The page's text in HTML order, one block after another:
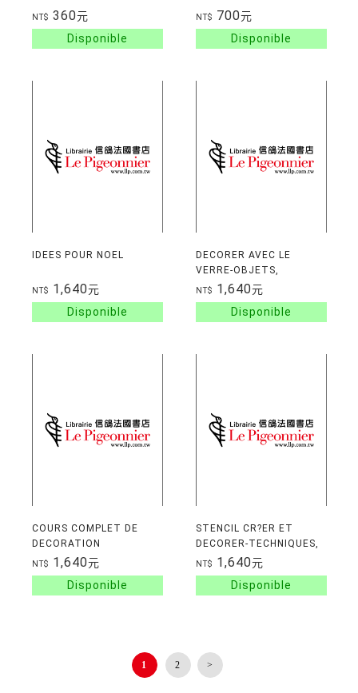
NT$ 360元 NT$ 700元
IDEES POUR NOEL
NT$ 1,640元
DECORER AVEC LE
VERRE-OBJETS,
VITRAUX
NT$ 1,640元
COURS COMPLET DE
DECORATION
NT$ 1,640元
STENCIL CR?ER ET
DECORER-TECHNIQUES,
IDEES, PROJETS
NT$ 1,640元
1 2 >